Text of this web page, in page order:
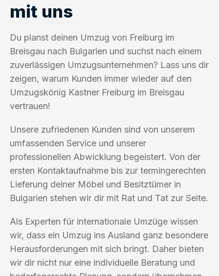
mit uns
Du planst deinen Umzug von Freiburg im
Breisgau nach Bulgarien und suchst nach einem
zuverlässigen Umzugsunternehmen? Lass uns dir
zeigen, warum Kunden immer wieder auf den
Umzugskönig Kastner Freiburg im Breisgau
vertrauen!
Unsere zufriedenen Kunden sind von unserem
umfassenden Service und unserer
professionellen Abwicklung begeistert. Von der
ersten Kontaktaufnahme bis zur termingerechten
Lieferung deiner Möbel und Besitztümer in
Bulgarien stehen wir dir mit Rat und Tat zur Seite.
Als Experten für internationale Umzüge wissen
wir, dass ein Umzug ins Ausland ganz besondere
Herausforderungen mit sich bringt. Daher bieten
wir dir nicht nur eine individuelle Beratung und